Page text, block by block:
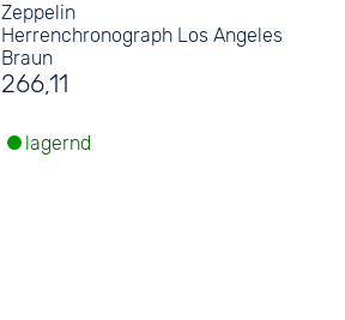
Zeppelin
Herrenchronograph Los Angeles
Braun
266,11
lagernd